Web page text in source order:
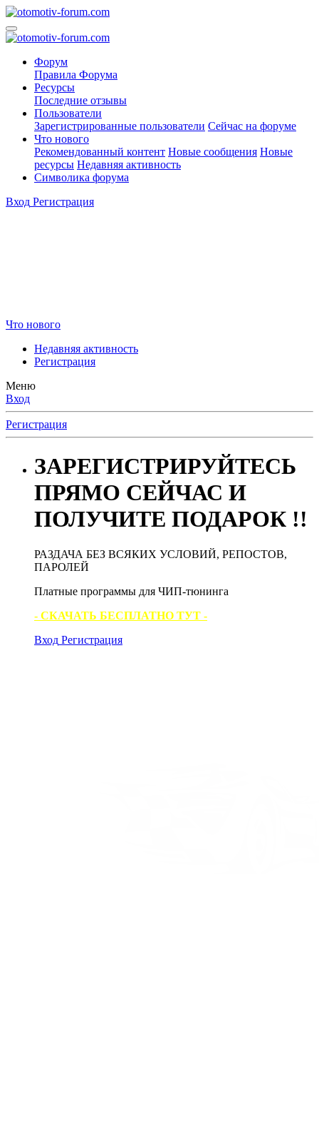
Форум
Правила Форума
Ресурсы
Последние отзывы
Пользователи
Зарегистрированные пользователи Сейчас на форуме
Что нового
Рекомендованный контент Новые сообщения Новые
ресурсы Недавняя активность
Символика форума
Вход Регистрация
Что нового
Недавняя активность
Регистрация
Меню
Вход
Регистрация
ЗАРЕГИСТРИРУЙТЕСЬ
ПРЯМО СЕЙЧАС И
ПОЛУЧИТЕ ПОДАРОК !!
РАЗДАЧА БЕЗ ВСЯКИХ УСЛОВИЙ, РЕПОСТОВ,
ПАРОЛЕЙ
Платные программы для ЧИП-тюнинга
- СКАЧАТЬ БЕСПЛАТНО ТУТ -
Вход Регистрация